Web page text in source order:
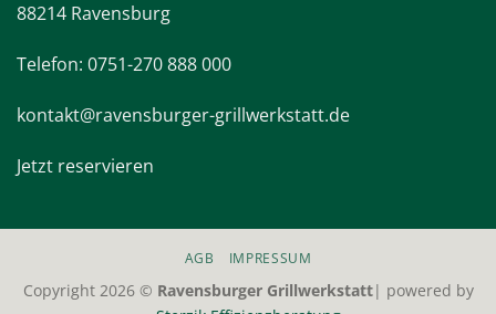
KONTAKT
Gottlieb-Daimler-Str. 2
kontakt@ravensburger-grillwerkstatt.de
Jetzt reservieren